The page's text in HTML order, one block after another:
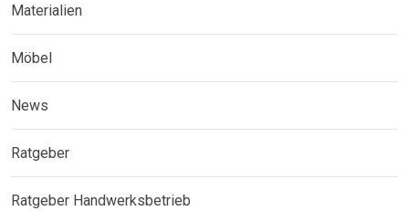
Materialien
Möbel
News
Ratgeber
Ratgeber Handwerksbetrieb